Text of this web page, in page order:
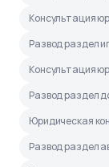
Консультация
Развод раздел
Консультация
Развод раздел
Юридическая
Развод раздел